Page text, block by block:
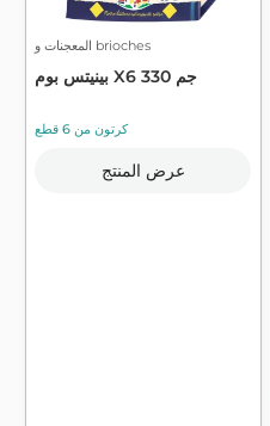
المعجنات و brioches
بينيتس بوم X6 330 جم
كرتون من 6 قطع
عرض المنتج